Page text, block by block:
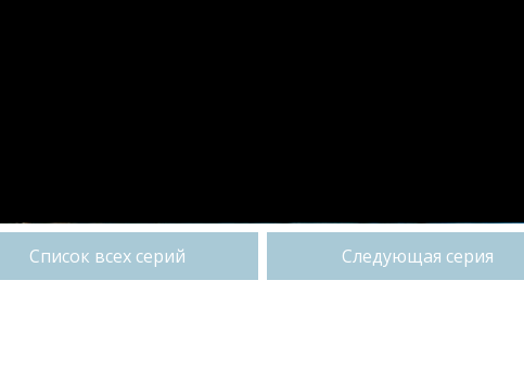
Список всех серий Следующая серия